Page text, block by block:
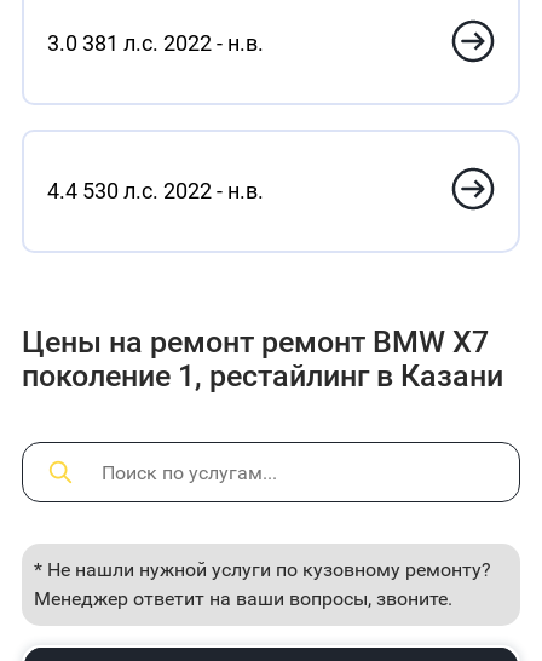
3.0 381 л.с. 2022 - н.в.
4.4 530 л.с. 2022 - н.в.
Цены на ремонт ремонт BMW X7
поколение 1, рестайлинг в Казани
* Не нашли нужной услуги по кузовному ремонту?
Менеджер ответит на ваши вопросы, звоните.